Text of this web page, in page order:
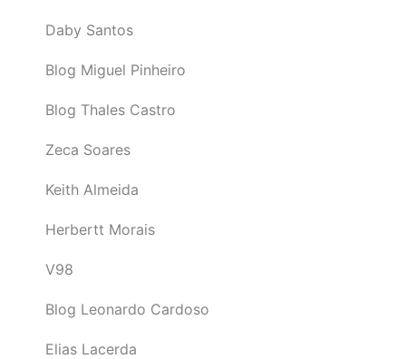
Daby Santos
Blog Miguel Pinheiro
Blog Thales Castro
Zeca Soares
Keith Almeida
Herbertt Morais
V98
Blog Leonardo Cardoso
Elias Lacerda